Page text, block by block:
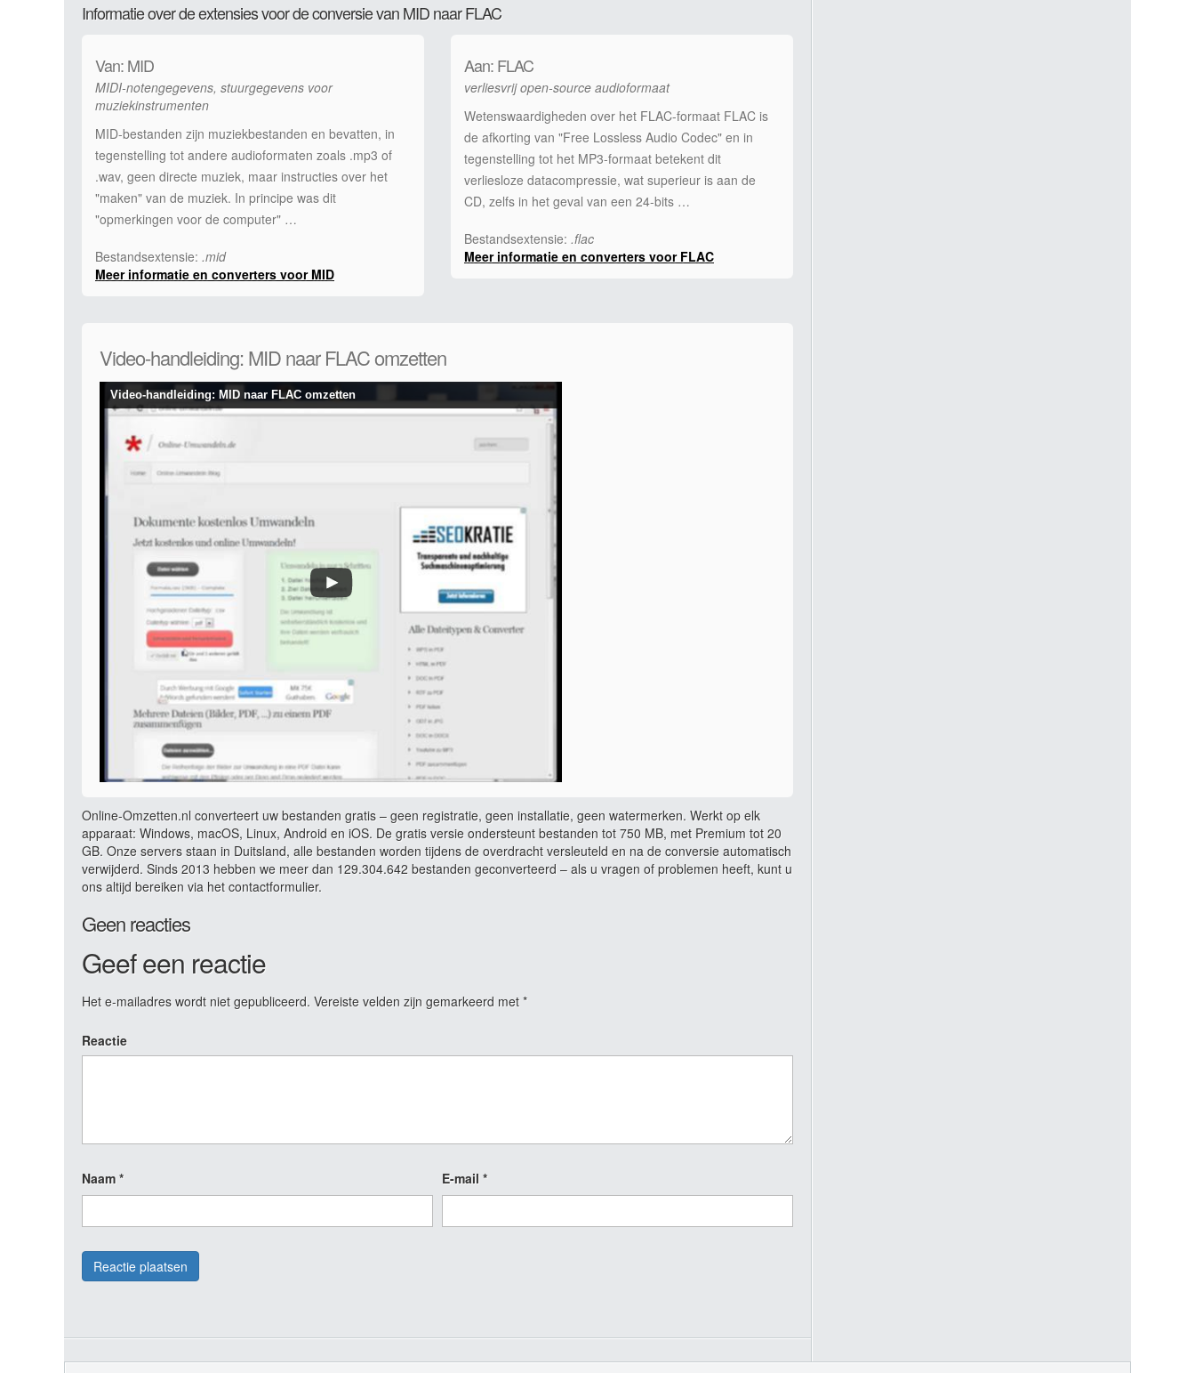
Informatie over de extensies voor de conversie van MID naar FLAC
Van: MID
MIDI-notengegevens, stuurgegevens voor
muziekinstrumenten
MID-bestanden zijn muziekbestanden en bevatten, in
tegenstelling tot andere audioformaten zoals .mp3 of
.wav, geen directe muziek, maar instructies over het
"maken" van de muziek. In principe was dit
"opmerkingen voor de computer" …
Bestandsextensie: .mid
Meer informatie en converters voor MID
Aan: FLAC
verliesvrij open-source audioformaat
Wetenswaardigheden over het FLAC-formaat FLAC is
de afkorting van "Free Lossless Audio Codec" en in
tegenstelling tot het MP3-formaat betekent dit
verliesloze datacompressie, wat superieur is aan de
CD, zelfs in het geval van een 24-bits …
Bestandsextensie: .flac
Meer informatie en converters voor FLAC
Video-handleiding: MID naar FLAC omzetten
Video-handleiding: MID naar FLAC omzetten
Online-Omzetten.nl converteert uw bestanden gratis – geen registratie, geen installatie, geen watermerken. Werkt op elk
apparaat: Windows, macOS, Linux, Android en iOS. De gratis versie ondersteunt bestanden tot 750 MB, met Premium tot 20
GB. Onze servers staan in Duitsland, alle bestanden worden tijdens de overdracht versleuteld en na de conversie automatisch
verwijderd. Sinds 2013 hebben we meer dan 129.304.642 bestanden geconverteerd – als u vragen of problemen heeft, kunt u
ons altijd bereiken via het contactformulier.
Geen reacties
Geef een reactie
Het e-mailadres wordt niet gepubliceerd. Vereiste velden zijn gemarkeerd met *
Reactie
Naam * E-mail *